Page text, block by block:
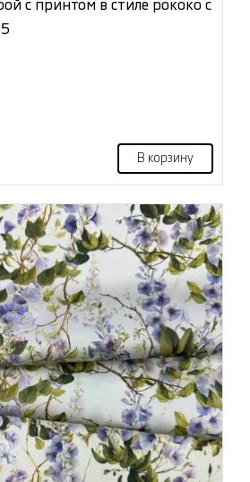
с принтом в стиле рококо с
В корзину